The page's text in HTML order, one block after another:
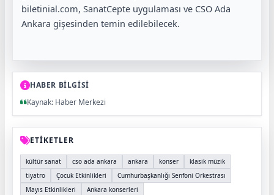
biletinial.com, SanatCepte uygulaması ve CSO Ada
Ankara gişesinden temin edilebilecek.
HABER BİLGİSİ
Kaynak: Haber Merkezi
ETİKETLER
kültür sanat cso ada ankara ankara konser
klasik müzik
tiyatro
Çocuk Etkinlikleri
Cumhurbaşkanlığı Senfoni Orkestrası
Mayıs Etkinlikleri
Ankara konserleri